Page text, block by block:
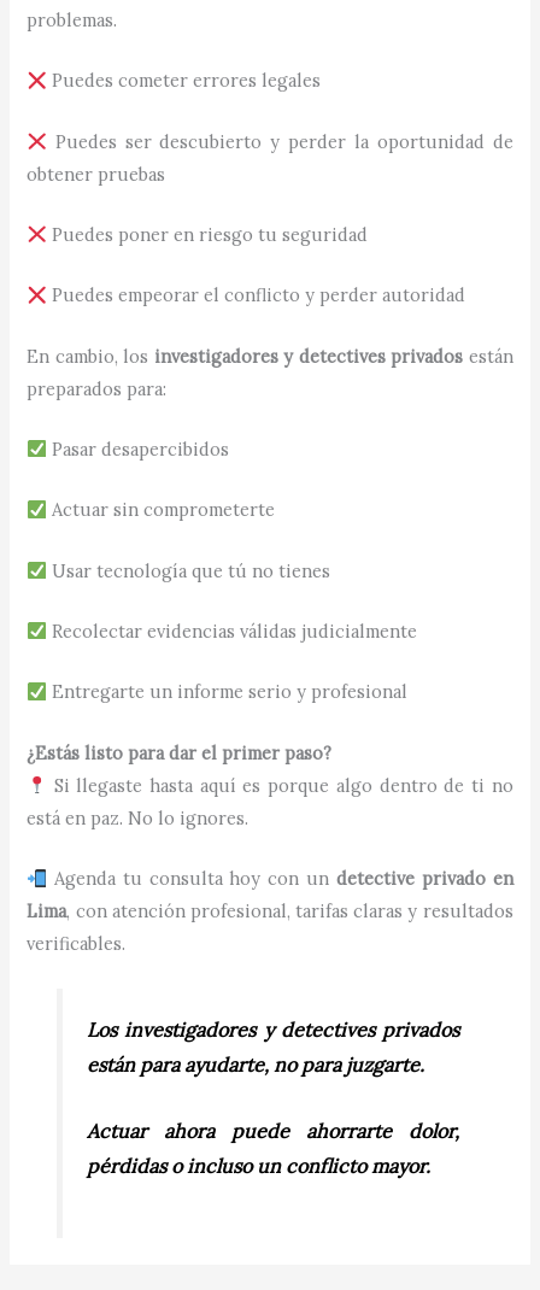
problemas.
Puedes cometer errores legales
Puedes ser descubierto y perder la oportunidad de
obtener pruebas
Puedes poner en riesgo tu seguridad
Puedes empeorar el conflicto y perder autoridad
En cambio, los investigadores y detectives privados están
preparados para:
Pasar desapercibidos
Actuar sin comprometerte
Usar tecnología que tú no tienes
Recolectar evidencias válidas judicialmente
Entregarte un informe serio y profesional
¿Estás listo para dar el primer paso?
Si llegaste hasta aquí es porque algo dentro de ti no
está en paz. No lo ignores.
Agenda tu consulta hoy con un detective privado en
Lima, con atención profesional, tarifas claras y resultados
verificables.
Los investigadores y detectives privados
están para ayudarte, no para juzgarte.
Actuar ahora puede ahorrarte dolor,
pérdidas o incluso un conflicto mayor.